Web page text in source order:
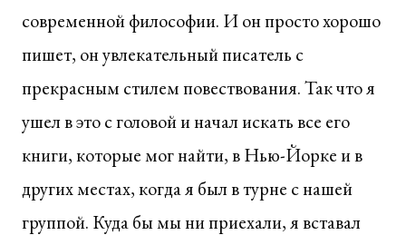
современной философии. И он просто хорошо
пишет, он увлекательный писатель с
прекрасным стилем повествования. Так что я
ушел в это с головой и начал искать все его
книги, которые мог найти, в Нью-Йорке и в
других местах, когда я был в турне с нашей
группой. Куда бы мы ни приехали, я вставал